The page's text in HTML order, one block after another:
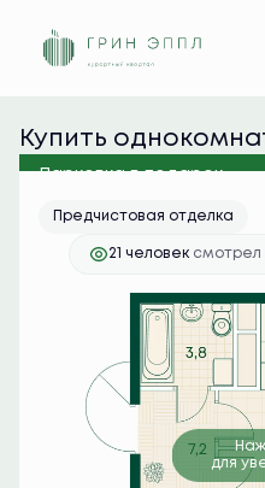
1-комнатная38.8 м
Ипотека от 37 705 руб./мес.
Купить
ЭППЛ
Парковка в подарок
Предчистовая отделка
21 человек смотрел
для